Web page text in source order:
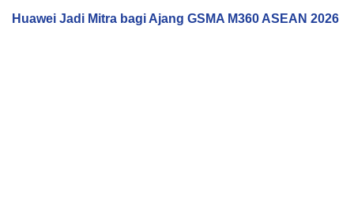
Huawei Jadi Mitra bagi Ajang GSMA M360 ASEAN 2026